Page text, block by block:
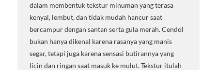
dalam membentuk tekstur minuman yang terasa
kenyal, lembut, dan tidak mudah hancur saat
bercampur dengan santan serta gula merah. Cendol
bukan hanya dikenal karena rasanya yang manis
segar, tetapi juga karena sensasi butirannya yang
licin dan ringan saat masuk ke mulut. Tekstur itulah